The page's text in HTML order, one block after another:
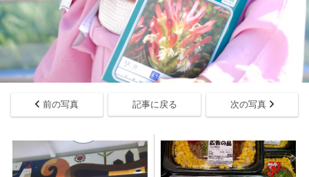
前の写真 記事に戻る 次の写真